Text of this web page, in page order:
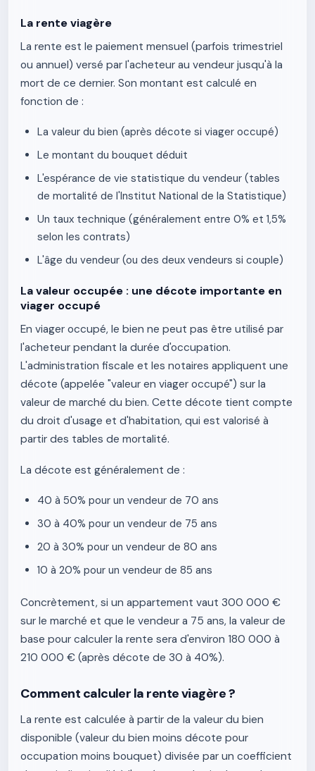
La rente viagère
La rente est le paiement mensuel (parfois trimestriel
ou annuel) versé par l'acheteur au vendeur jusqu'à la
mort de ce dernier. Son montant est calculé en
fonction de :
La valeur du bien (après décote si viager occupé)
Le montant du bouquet déduit
L'espérance de vie statistique du vendeur (tables
de mortalité de l'Institut National de la Statistique)
Un taux technique (généralement entre 0% et 1,5%
selon les contrats)
L'âge du vendeur (ou des deux vendeurs si couple)
La valeur occupée : une décote importante en
viager occupé
En viager occupé, le bien ne peut pas être utilisé par
l'acheteur pendant la durée d'occupation.
L'administration fiscale et les notaires appliquent une
décote (appelée "valeur en viager occupé") sur la
valeur de marché du bien. Cette décote tient compte
du droit d'usage et d'habitation, qui est valorisé à
partir des tables de mortalité.
La décote est généralement de :
40 à 50% pour un vendeur de 70 ans
30 à 40% pour un vendeur de 75 ans
20 à 30% pour un vendeur de 80 ans
10 à 20% pour un vendeur de 85 ans
Concrètement, si un appartement vaut 300 000 €
sur le marché et que le vendeur a 75 ans, la valeur de
base pour calculer la rente sera d'environ 180 000 à
210 000 € (après décote de 30 à 40%).
Comment calculer la rente viagère ?
La rente est calculée à partir de la valeur du bien
disponible (valeur du bien moins décote pour
occupation moins bouquet) divisée par un coefficient